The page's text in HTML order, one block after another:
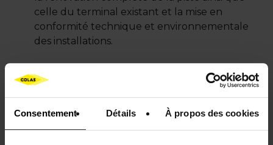
Consentement Détails À propos des cookies
celle du terminal existant et la mise en
conformité technique et environnementale
des installations.
Les travaux de construction pour les deux
aéroports seront réalisés à la fois par Bouygues
Bâtiment International, apportant sa grande
maîtrise de la conception/construction de
nouveaux terminaux aéroportuaires , et Colas